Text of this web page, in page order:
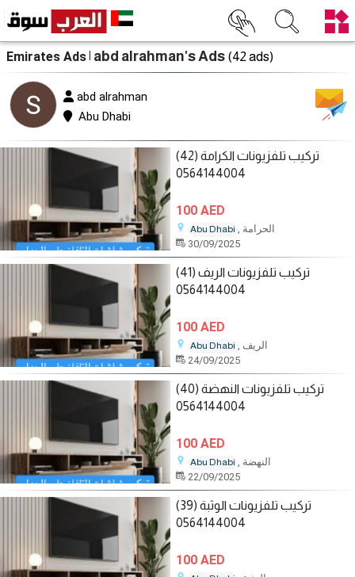
Emirates Ads| abd alrahman's Ads (42 ads)
abd alrahman
Abu Dhabi
تركيب تلفزيونات الكرامة (42)
0564144004
100 AED
Abu Dhabi
, الحرامة
30/09/2025
تركيب تلفزيونات الريف (41)
0564144004
100 AED
Abu Dhabi
, الريف
24/09/2025
تركيب تلفزيونات النهضة (40)
0564144004
100 AED
Abu Dhabi
, النهضة
22/09/2025
تركيب تلفزيونات الوثبة (39)
0564144004
100 AED